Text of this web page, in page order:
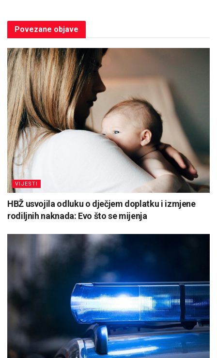
Povezane objave
VIJESTI
HBŽ usvojila odluku o dječjem doplatku i izmjene
rodiljnih naknada: Evo što se mijenja